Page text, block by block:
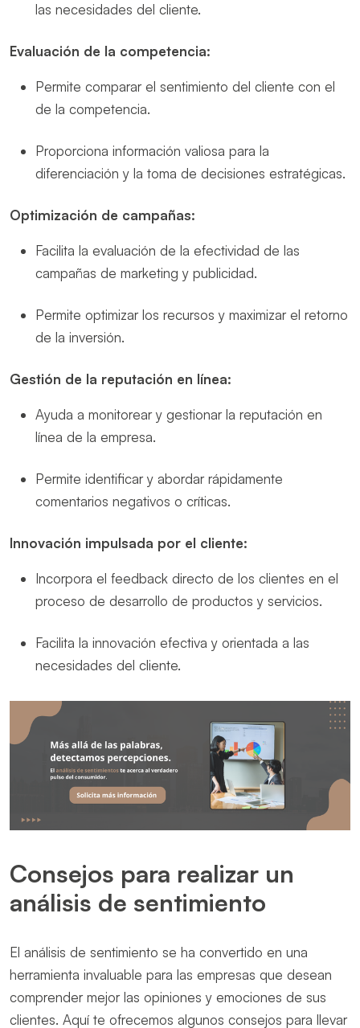
las necesidades del cliente.
Evaluación de la competencia:
Permite comparar el sentimiento del cliente con el
de la competencia.
Proporciona información valiosa para la
diferenciación y la toma de decisiones estratégicas.
Optimización de campañas:
Facilita la evaluación de la efectividad de las
campañas de marketing y publicidad.
Permite optimizar los recursos y maximizar el retorno
de la inversión.
Gestión de la reputación en línea:
Ayuda a monitorear y gestionar la reputación en
línea de la empresa.
Permite identificar y abordar rápidamente
comentarios negativos o críticas.
Innovación impulsada por el cliente:
Incorpora el feedback directo de los clientes en el
proceso de desarrollo de productos y servicios.
Facilita la innovación efectiva y orientada a las
necesidades del cliente.
Consejos para realizar un
análisis de sentimiento
El análisis de sentimiento se ha convertido en una
herramienta invaluable para las empresas que desean
comprender mejor las opiniones y emociones de sus
clientes. Aquí te ofrecemos algunos consejos para llevar